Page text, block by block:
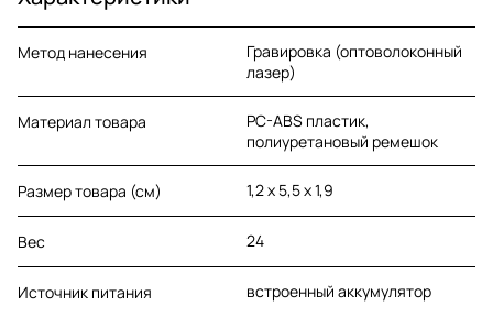
Метод нанесения
Гравировка (оптоволоконный
лазер)
Материал товара
PC-ABS пластик,
полиуретановый ремешок
Размер товара (см) 1,2 x 5,5 x 1,9
Вес 24
Источник питания встроенный аккумулятор